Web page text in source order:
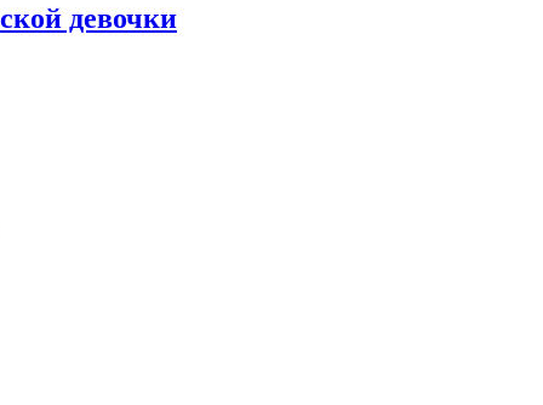
девочки